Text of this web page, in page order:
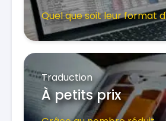
Quel que soit leur format
Traduction
À petits prix